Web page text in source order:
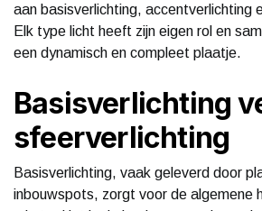
aan basisverlichting, accentverlichting
Elk type licht heeft zijn eigen rol en
een dynamisch en compleet plaatje.
Basisverlichting
sfeerverlichting
Basisverlichting, vaak geleverd door
inbouwspots, zorgt voor de algemene